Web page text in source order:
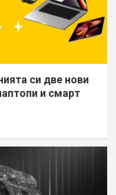
си две нови
и смарт